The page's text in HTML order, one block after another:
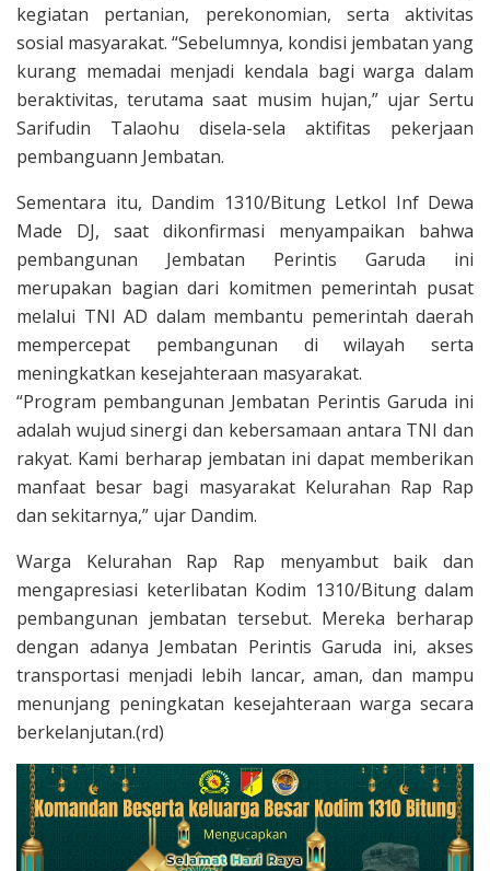
kegiatan pertanian, perekonomian, serta aktivitas
sosial masyarakat. “Sebelumnya, kondisi jembatan yang
kurang memadai menjadi kendala bagi warga dalam
beraktivitas, terutama saat musim hujan,” ujar Sertu
Sarifudin Talaohu disela-sela aktifitas pekerjaan
pembanguann Jembatan.
Sementara itu, Dandim 1310/Bitung Letkol Inf Dewa
Made DJ, saat dikonfirmasi menyampaikan bahwa
pembangunan Jembatan Perintis Garuda ini
merupakan bagian dari komitmen pemerintah pusat
melalui TNI AD dalam membantu pemerintah daerah
mempercepat pembangunan di wilayah serta
meningkatkan kesejahteraan masyarakat.
“Program pembangunan Jembatan Perintis Garuda ini
adalah wujud sinergi dan kebersamaan antara TNI dan
rakyat. Kami berharap jembatan ini dapat memberikan
manfaat besar bagi masyarakat Kelurahan Rap Rap
dan sekitarnya,” ujar Dandim.
Warga Kelurahan Rap Rap menyambut baik dan
mengapresiasi keterlibatan Kodim 1310/Bitung dalam
pembangunan jembatan tersebut. Mereka berharap
dengan adanya Jembatan Perintis Garuda ini, akses
transportasi menjadi lebih lancar, aman, dan mampu
menunjang peningkatan kesejahteraan warga secara
berkelanjutan.(rd)